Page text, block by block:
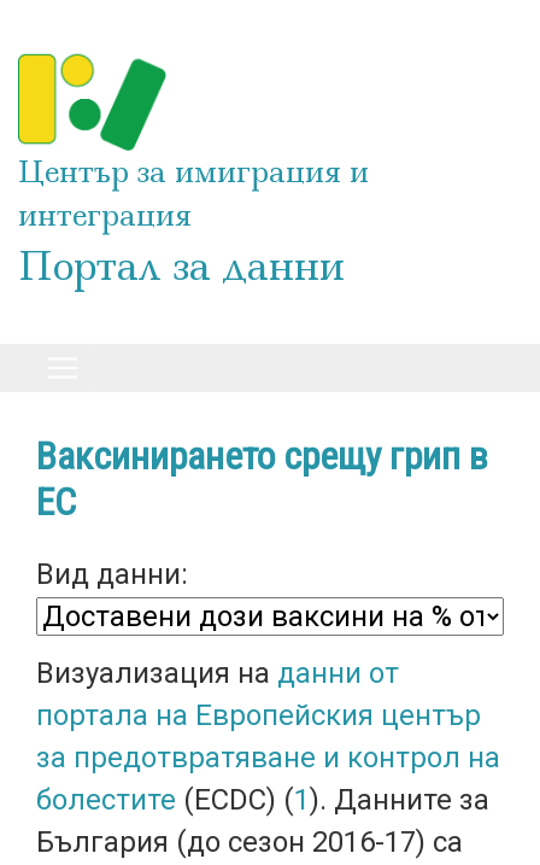
Център за имиграция и
интеграция
Портал за данни
Ваксинирането срещу грип в
ЕС
Вид данни:
Визуализация на данни от
портала на Европейския център
за предотвратяване и контрол на
болестите (ECDC) (1). Данните за
България (до сезон 2016-17) са